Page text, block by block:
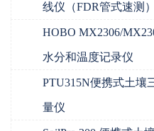
线仪（FDR管式速测）
HOBO MX2306/
水分和温度记录仪
PTU315N便携式土壤
量仪